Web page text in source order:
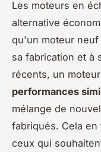
Les moteurs en
alternative
qu'un moteur
sa fabrication et à
récents, un
performances
mélange de
fabriqués. Cela
ceux qui